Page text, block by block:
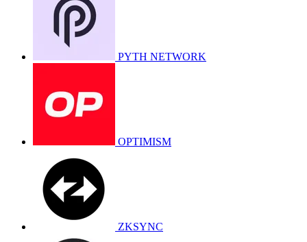
PYTH NETWORK
OPTIMISM
ZKSYNC